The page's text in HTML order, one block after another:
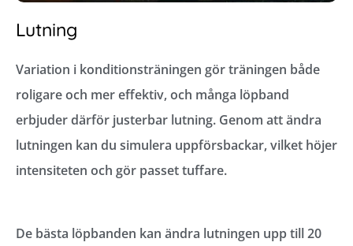
Lutning
Variation i konditionsträningen gör träningen både
roligare och mer effektiv, och många löpband
erbjuder därför justerbar lutning. Genom att ändra
lutningen kan du simulera uppförsbackar, vilket höjer
intensiteten och gör passet tuffare.
De bästa löpbanden kan ändra lutningen upp till 20